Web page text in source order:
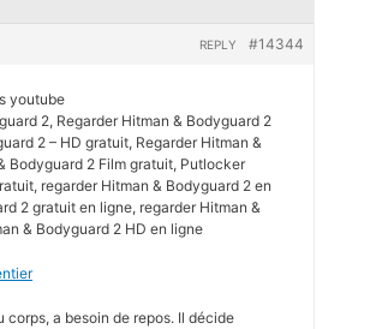
#14344
REPLY
youtube
2, Regarder Hitman & Bodyguard 2
2 – HD gratuit, Regarder Hitman &
Bodyguard 2 Film gratuit, Putlocker
regarder Hitman & Bodyguard 2 en
2 gratuit en ligne, regarder Hitman &
& Bodyguard 2 HD en ligne
a besoin de repos. Il décide